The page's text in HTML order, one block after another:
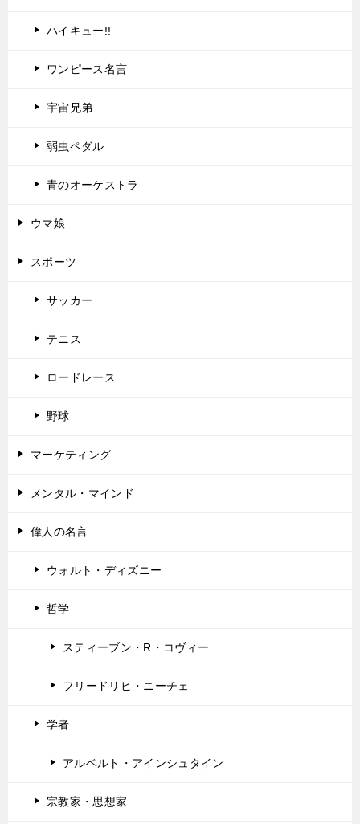
ハイキュー!!
ワンピース名言
宇宙兄弟
弱虫ペダル
青のオーケストラ
ウマ娘
スポーツ
サッカー
テニス
ロードレース
野球
マーケティング
メンタル・マインド
偉人の名言
ウォルト・ディズニー
哲学
スティーブン・R・コヴィー
フリードリヒ・ニーチェ
学者
アルベルト・アインシュタイン
宗教家・思想家